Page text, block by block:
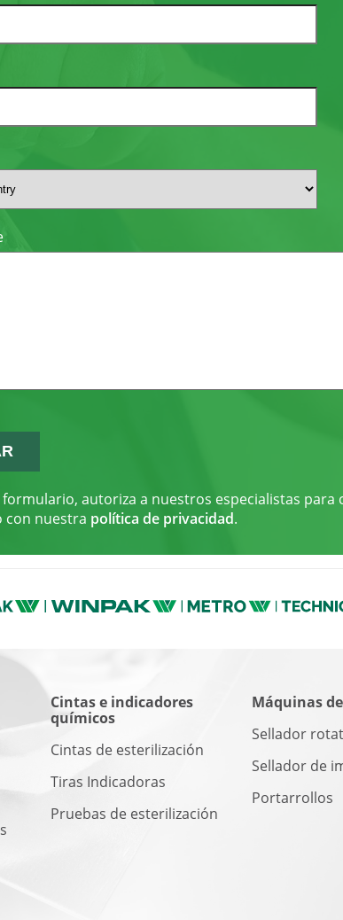
formulario, autoriza a nuestros especialistas
con nuestra política de privacidad.
Cintas e indicadores
químicos
Cintas de esterilización
Tiras Indicadoras
Pruebas de esterilización
Máquinas
Sellador
Sellador de
Portarrollos